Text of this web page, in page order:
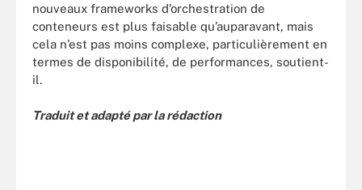
nouveaux frameworks d’orchestration de
conteneurs est plus faisable qu’auparavant, mais
cela n’est pas moins complexe, particulièrement en
termes de disponibilité, de performances, soutient-
il.
Traduit et adapté par la rédaction